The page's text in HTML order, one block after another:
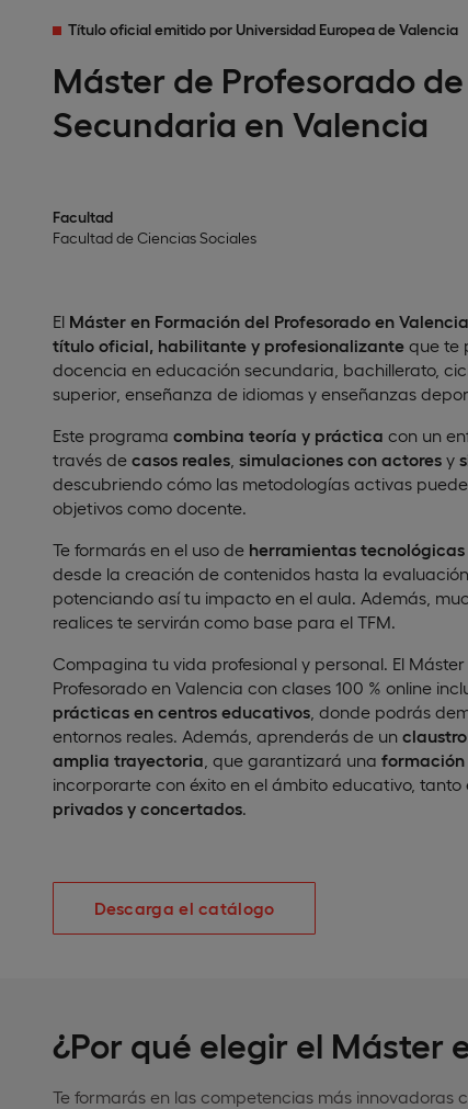
Título oficial emitido por Universidad Europea de Valencia
Máster de Profesorado
Secundaria en Valencia
Facultad
Facultad de Ciencias Sociales
El Máster en Formación del Profesorado en Valencia
título oficial, habilitante y profesionalizante que te
docencia en educación secundaria, bachillerato,
superior, enseñanza de idiomas y enseñanzas
Este programa combina teoría y práctica con un
través de casos reales simulaciones con actores y
descubriendo cómo las metodologías activas
objetivos como docente.
Te formarás en el uso de herramientas
desde la creación de contenidos hasta la
potenciando así tu impacto en el aula. Además,
realices te servirán como base para el TFM.
Compagina tu vida profesional y personal. El
Profesorado en Valencia con clases 100 % online
prácticas en centros educativos , donde podrás
entornos reales. Además, aprenderás de un
amplia trayectoria , que garantizará una
incorporarte con éxito en el ámbito educativo, tanto
privados y concertados.
Descarga el catálogo
¿Por qué elegir el Máster
Te formarás en las competencias más